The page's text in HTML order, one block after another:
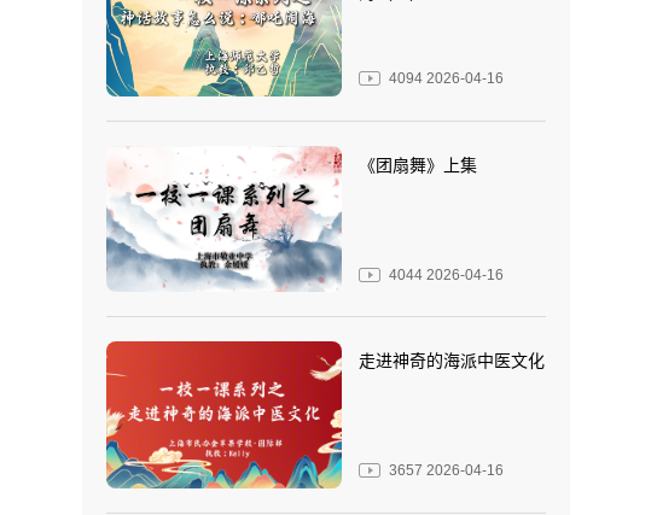
4094 2026-04-16
《团扇舞》上集
4044 2026-04-16
走进神奇的海派中医文化
3657 2026-04-16